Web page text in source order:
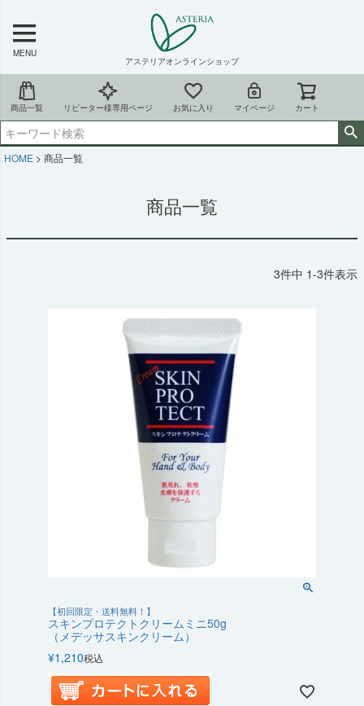
MENU
アステリアオンラインショップ
商品一覧 リピーター様専用ページ お気に入り マイページ カート
HOME 商品一覧
商品一覧
3件中 1-3件表示
【初回限定・送料無料！】
スキンプロテクトクリームミニ50g
（メデッサスキンクリーム）
¥1,210税込